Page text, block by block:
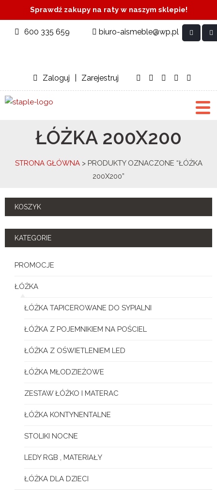
Sprawdź zakupy na raty w naszym sklepie!
600 335 659 biuro-aismeble@wp.pl
Zaloguj Zarejestruj
ŁÓŻKA 200X200
STRONA GŁÓWNA> PRODUKTY OZNACZONE “ŁÓŻKA
200X200”
KOSZYK
KATEGORIE
PROMOCJE
ŁÓŻKA
ŁÓŻKA TAPICEROWANE DO SYPIALNI
ŁÓŻKA Z POJEMNIKIEM NA POŚCIEL
ŁÓŻKA Z OŚWIETLENIEM LED
ŁÓŻKA MŁODZIEŻOWE
ZESTAW ŁÓŻKO I MATERAC
ŁÓŻKA KONTYNENTALNE
STOLIKI NOCNE
LEDY RGB , MATERIAŁY
ŁÓŻKA DLA DZIECI